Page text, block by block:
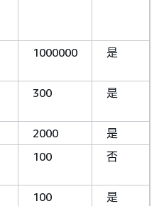
1000000 是
300 是
2000
是
100 否
100 是